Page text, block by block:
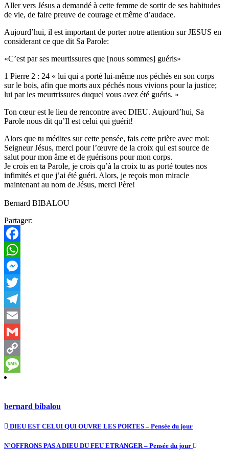
Aller vers Jésus a demandé à cette femme de sortir de ses habitudes
de vie, de faire preuve de courage et même d’audace.
Aujourd’hui, il est important de porter notre attention sur JESUS en
considerant ce que dit Sa Parole:
«C’est par ses meurtissures que [nous sommes] guéris»
1 Pierre 2 : 24 « lui qui a porté lui-même nos péchés en son corps
sur le bois, afin que morts aux péchés nous vivions pour la justice;
lui par les meurtrissures duquel vous avez été guéris. »
Ton cœur est le lieu de rencontre avec DIEU. Aujourd’hui, Sa
Parole nous dit qu’Il est celui qui guérit!
Alors que tu médites sur cette pensée, fais cette prière avec moi:
Seigneur Jésus, merci pour l’œuvre de la croix qui est source de
salut pour mon âme et de guérisons pour mon corps.
Je crois en ta Parole, je crois qu’à la croix tu as porté toutes nos
infimités et que j’ai été guéri. Alors, je reçois mon miracle
maintenant au nom de Jésus, merci Père!
Bernard BIBALOU
Partager:
Facebook
WhatsApp
Messenger
Twitter
Telegram
Email
Gmail
Copy
Link
Message
bernard bibalou
DIEU EST CELUI QUI OUVRE LES PORTES – Pensée du jour
N’OFFRONS PAS A DIEU DU FEU ETRANGER – Pensée du jour